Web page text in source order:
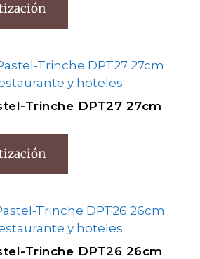
Trinche DPT27 27cm
Trinche DPT26 26cm